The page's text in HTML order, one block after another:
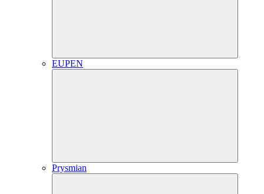
EUPEN
Prysmian